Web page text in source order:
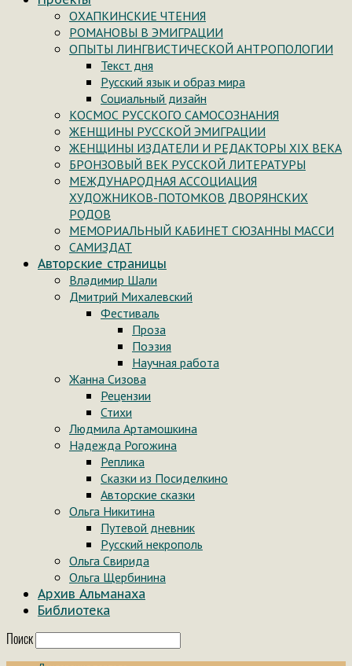
ОХАПКИНСКИЕ ЧТЕНИЯ
РОМАНОВЫ В ЭМИГРАЦИИ
ОПЫТЫ ЛИНГВИСТИЧЕСКОЙ АНТРОПОЛОГИИ
Текст дня
Русский язык и образ мира
Социальный дизайн
КОСМОС РУССКОГО САМОСОЗНАНИЯ
ЖЕНЩИНЫ РУССКОЙ ЭМИГРАЦИИ
ЖЕНЩИНЫ ИЗДАТЕЛИ И РЕДАКТОРЫ XIX ВЕКА
БРОНЗОВЫЙ ВЕК РУССКОЙ ЛИТЕРАТУРЫ
МЕЖДУНАРОДНАЯ АССОЦИАЦИЯ
ХУДОЖНИКОВ-ПОТОМКОВ ДВОРЯНСКИХ
РОДОВ
МЕМОРИАЛЬНЫЙ КАБИНЕТ СЮЗАННЫ МАССИ
САМИЗДАТ
Авторские страницы
Владимир Шали
Дмитрий Михалевский
Фестиваль
Проза
Поэзия
Научная работа
Жанна Сизова
Рецензии
Стихи
Людмила Артамошкина
Надежда Рогожина
Реплика
Сказки из Посиделкино
Авторские сказки
Ольга Никитина
Путевой дневник
Русский некрополь
Ольга Свирида
Ольга Щербинина
Архив Альманаха
Библиотека
Поиск